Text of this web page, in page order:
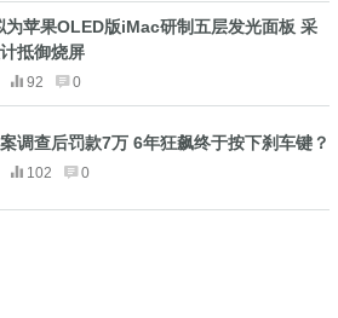
苹果OLED版iMac研制五层发光面板 采
抵御烧屏
92 0
调查后罚款7万 6年狂飙终于按下刹车键？
102 0